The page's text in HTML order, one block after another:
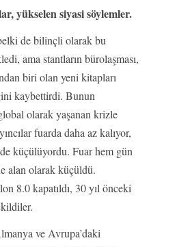
yükselen siyasi söylemler.
de bilinçli olarak bu
ama stantların bürolaşması,
biri olan yeni kitapları
kaybettirdi. Bunun
olarak yaşanan krizle
fuarda daha az kalıyor,
küçülüyordu. Fuar hem gün
alan olarak küçüldü.
8.0 kapatıldı, 30 yıl önceki
ve Avrupa’daki